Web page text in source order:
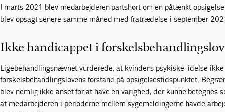
I marts 2021 blev medarbejderen partshørt om en påtænkt
blev opsagt senere samme måned med fratrædelse i september
Ikke handicappet i
Ligebehandlingsnævnet vurderede, at kvindens psykiske lidelse
forskelsbehandlingslovens forstand på opsigelsestidspunktet.
blev nemlig ikke anset for at have en varighed, der kunne betegnes
at medarbejderen i perioderne mellem sygemeldingerne havde